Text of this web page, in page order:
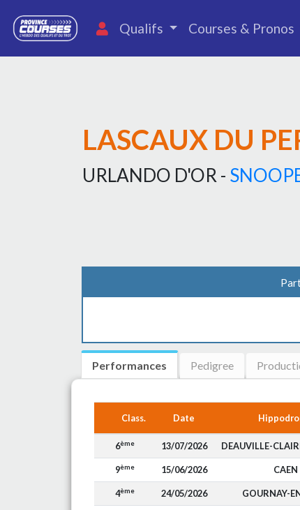
Qualifs Courses & Pronos
LASCAUX DU
URLANDO D'OR -
Performances Pedigree
Class. Date
6ème 13/07/2026 DEAUVILLE-
9ème 15/06/2026 CAEN
4ème 24/05/2026 GOURNAY-